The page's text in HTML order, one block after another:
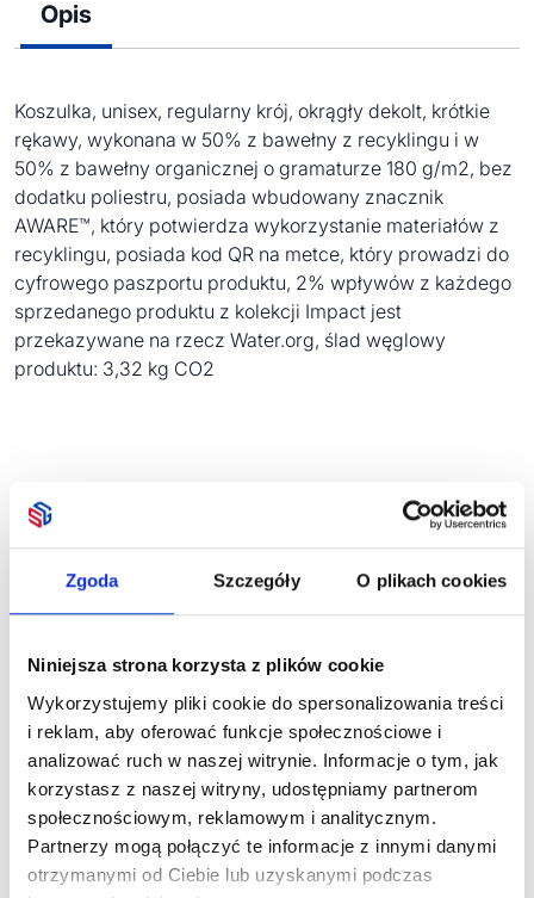
Zgoda Szczegóły O plikach cookies
Niniejsza strona korzysta z plików cookie
Wykorzystujemy pliki cookie do spersonalizowania treści
i reklam, aby oferować funkcje społecznościowe i
analizować ruch w naszej witrynie. Informacje o tym, jak
korzystasz z naszej witryny, udostępniamy partnerom
społecznościowym, reklamowym i analitycznym.
Partnerzy mogą połączyć te informacje z innymi danymi
otrzymanymi od Ciebie lub uzyskanymi podczas
Opis
Koszulka, unisex, regularny krój, okrągły dekolt, krótkie
rękawy, wykonana w 50% z bawełny z recyklingu i w
50% z bawełny organicznej o gramaturze 180 g/m2, bez
dodatku poliestru, posiada wbudowany znacznik
AWARE™, który potwierdza wykorzystanie materiałów z
recyklingu, posiada kod QR na metce, który prowadzi do
cyfrowego paszportu produktu, 2% wpływów z każdego
sprzedanego produktu z kolekcji Impact jest
przekazywane na rzecz Water.org, ślad węglowy
produktu: 3,32 kg CO2
bestseller
5-panel czapka z
daszkiem 160 BUZZ
Dostępne różne
kolory
3 artykuły na zimę z
RPET DENALI
Adelpho
Dostępne
kolory